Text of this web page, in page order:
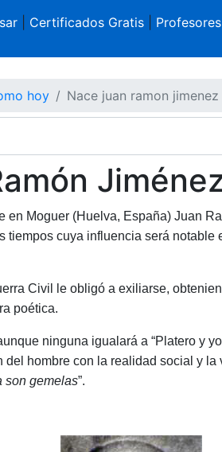
| Certificados Gratis| Profesores
hoy Nace juan ramon jimenez
en Moguer (Huelva, España) Juan
tiempos cuya influencia será notable
Civil le obligó a exiliarse,
poética.
ninguna igualará a “Platero y
del hombre con la realidad social y
son gemelas”.